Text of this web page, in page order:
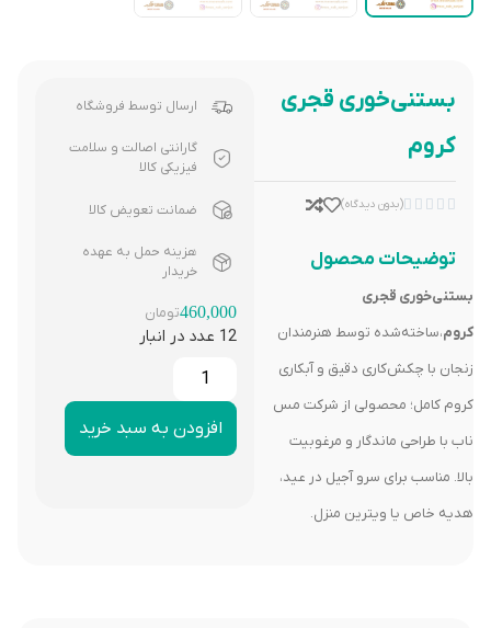
بستنی‌خوری قجری
کروم




(بدون دیدگاه)
توضیحات محصول
بستنی‌خوری قجری
کروم،ساخته‌شده توسط هنرمندان
زنجان با چکش‌کاری دقیق و آبکاری
کروم کامل؛ محصولی از شرکت مس
ناب با طراحی ماندگار و مرغوبیت
بالا. مناسب برای سرو آجیل در عید،
هدیه خاص یا ویترین منزل.
ارسال توسط فروشگاه
گارانتی اصالت و سلامت
فیزیکی کالا
ضمانت تعویض کالا
هزینه حمل به عهده
خریدار
460,000تومان
12 عدد در انبار
افزودن به سبد خرید